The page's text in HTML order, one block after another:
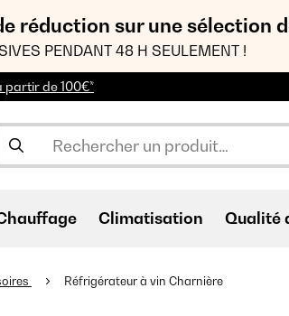
réduction sur une sélection
PENDANT 48 H SEULEMENT !
partir de 100€*
Climatisation Qualité
Réfrigérateur à vin Charnière